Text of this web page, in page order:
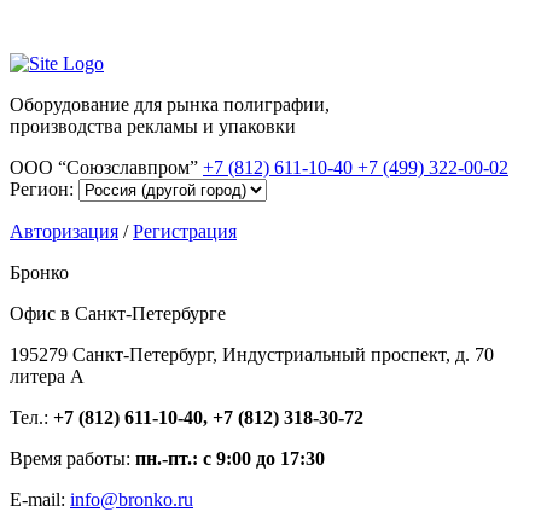
Оборудование для рынка полиграфии,
производства рекламы и упаковки
ООО “Союзславпром” +7 (812) 611-10-40 +7 (499) 322-00-02
Регион:
Авторизация /Регистрация
Бронко
Офис в Санкт-Петербурге
195279 Санкт-Петербург, Индустриальный проспект, д. 70
литера А
Тел.: +7 (812) 611-10-40, +7 (812) 318-30-72
Время работы: пн.-пт.: с 9:00 до 17:30
E-mail: info@bronko.ru